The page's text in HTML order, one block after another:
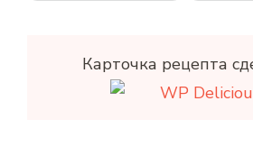
Карточка рецепта